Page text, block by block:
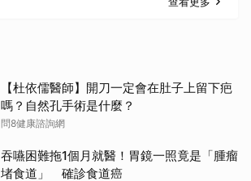
【杜依儒醫師】開刀一定會在肚子上留下疤
嗎？自然孔手術是什麼？
問8健康諮詢網
吞嚥困難拖1個月就醫！胃鏡一照竟是「腫瘤
堵食道」 確診食道癌